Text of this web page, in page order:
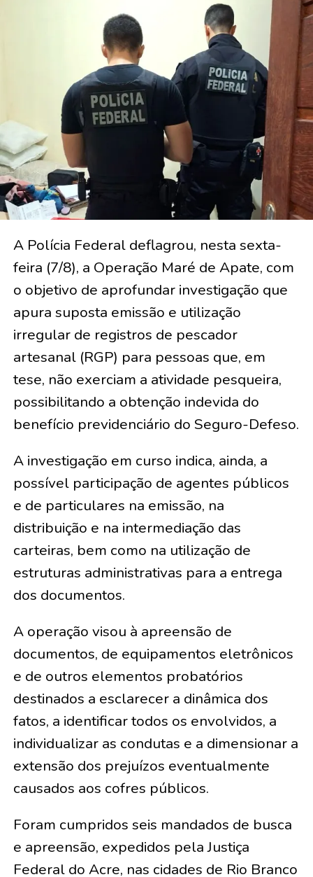
A Polícia Federal deflagrou, nesta sexta-
feira (7/8), a Operação Maré de Apate, com
o objetivo de aprofundar investigação que
apura suposta emissão e utilização
irregular de registros de pescador
artesanal (RGP) para pessoas que, em
tese, não exerciam a atividade pesqueira,
possibilitando a obtenção indevida do
benefício previdenciário do Seguro-Defeso.
A investigação em curso indica, ainda, a
possível participação de agentes públicos
e de particulares na emissão, na
distribuição e na intermediação das
carteiras, bem como na utilização de
estruturas administrativas para a entrega
dos documentos.
A operação visou à apreensão de
documentos, de equipamentos eletrônicos
e de outros elementos probatórios
destinados a esclarecer a dinâmica dos
fatos, a identificar todos os envolvidos, a
individualizar as condutas e a dimensionar a
extensão dos prejuízos eventualmente
causados aos cofres públicos.
Foram cumpridos seis mandados de busca
e apreensão, expedidos pela Justiça
Federal do Acre, nas cidades de Rio Branco